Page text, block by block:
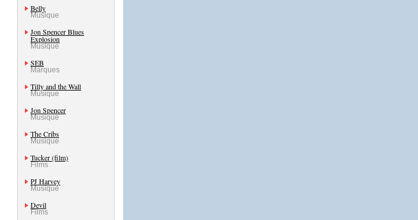
Belly
Musique
Jon Spencer Blues
Explosion
Musique
SEB
Marques
Tilly and the Wall
Musique
Jon Spencer
Musique
The Cribs
Musique
Tucker (film)
Films
PJ Harvey
Musique
Devil
Films